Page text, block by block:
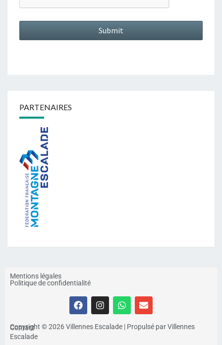
PARTENAIRES
Mentions légales
Politique de confidentialité
Contact
Copyright © 2026 Villennes Escalade | Propulsé par Villennes
Escalade